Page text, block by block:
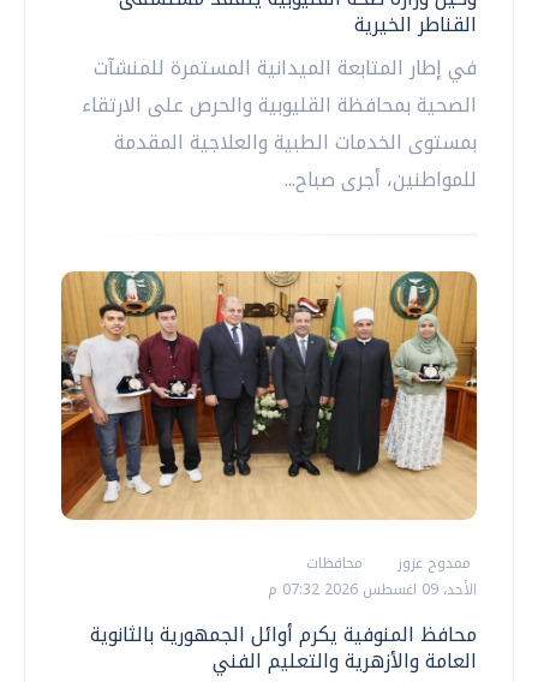
القناطر الخيرية
في إطار المتابعة الميدانية المستمرة للمنشآت
الصحية بمحافظة القليوبية والحرص على الارتقاء
بمستوى الخدمات الطبية والعلاجية المقدمة
للمواطنين، أجرى صباح...
ممدوح عزوز
محافظات
الأحد، 09 اغسطس 2026 07:32 م
محافظ المنوفية يكرم أوائل الجمهورية بالثانوية
العامة والأزهرية والتعليم الفني